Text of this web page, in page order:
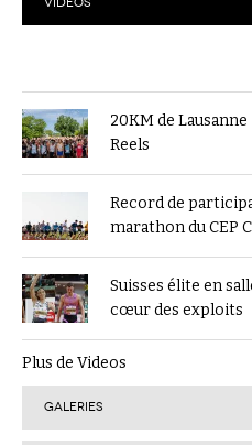
20KM de
Reels
Record de
marathon du CEP
Suisses élite en
cœur des exploits
Plus de Videos
GALERIES